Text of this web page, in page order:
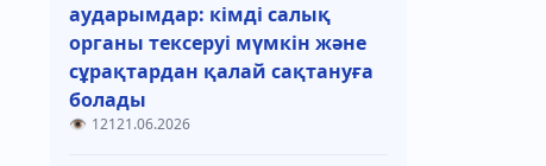
аударымдар: кімді салық
органы тексеруі мүмкін және
сұрақтардан қалай сақтануға
болады
12121.06.2026